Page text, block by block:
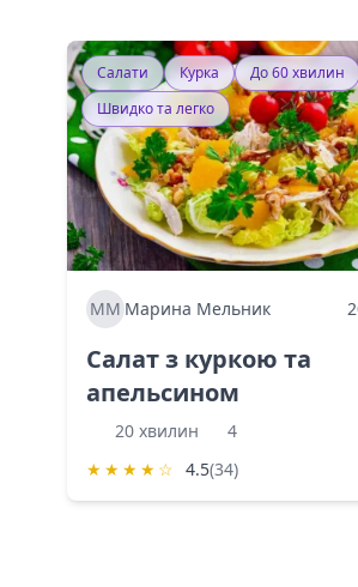
Салати Курка
До 60 хвилин
Швидко та легко
ММ Марина Мельник
Салат з куркою та
апельсином
20 хвилин
4
★ ★ ★ ★ ☆ 4.5(34)